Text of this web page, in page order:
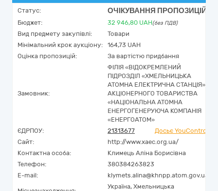
Статус: ОЧІКУВАННЯ ПРОПОЗИЦІЙ
Бюджет: 32 946,80 UAH(без ПДВ)
Вид предмету закупівлі:
Товари
Мінімальний крок аукціону:
164,73 UAH
Оцінка пропозицій:
За вартістю придбання
Замовник:
ФІЛІЯ «ВІДОКРЕМЛЕНИЙ
ПІДРОЗДІЛ «ХМЕЛЬНИЦЬКА
АТОМНА ЕЛЕКТРИЧНА СТАНЦІЯ»
АКЦІОНЕРНОГО ТОВАРИСТВА
«НАЦІОНАЛЬНА АТОМНА
ЕНЕРГОГЕНЕРУЮЧА КОМПАНІЯ
«ЕНЕРГОАТОМ»
ЄДРПОУ:
21313677
Досьє YouControl
Сайт:
http://www.xaec.org.ua/
Контактна особа:
Климець Аліна Борисівна
Телефон:
380384263823
E-mail:
klymets.alina@khnpp.atom.gov.ua
Україна, Хмельницька